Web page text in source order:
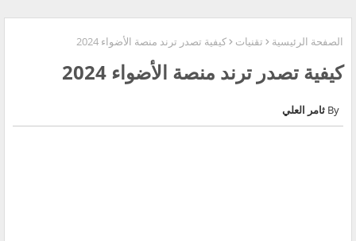
الصفحة الرئيسية تقنيات كيفية تصدر ترند منصة الأضواء 2024
كيفية تصدر ترند منصة الأضواء 2024
ثامر العلي